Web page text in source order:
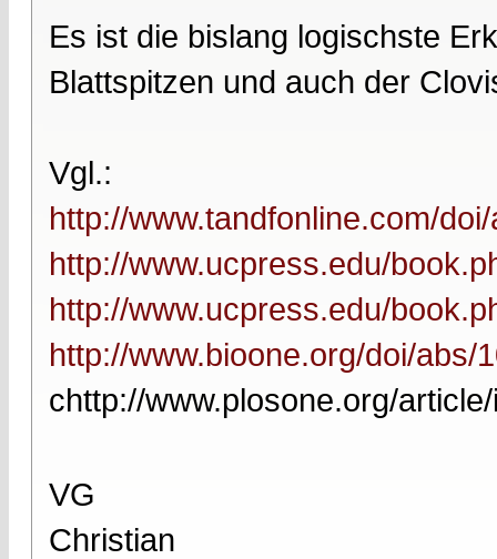
Es ist die bislang logischste
Blattspitzen und auch der
Vgl.:
http://www.tandfonline.com/
http://www.ucpress.edu/
http://www.ucpress.edu/
http://www.bioone.org/doi/abs/
chttp://www.plosone.org/
VG
Christian